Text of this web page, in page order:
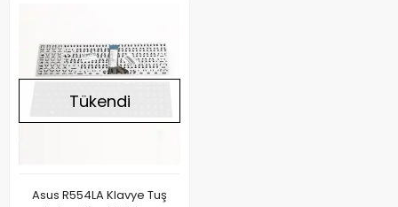
Tükendi
Asus R554LA Klavye Tuş